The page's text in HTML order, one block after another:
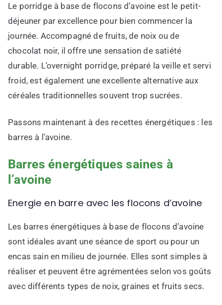
Le porridge à base de flocons d’avoine est le petit-
déjeuner par excellence pour bien commencer la
journée. Accompagné de fruits, de noix ou de
chocolat noir, il offre une sensation de satiété
durable. L’overnight porridge, préparé la veille et servi
froid, est également une excellente alternative aux
céréales traditionnelles souvent trop sucrées.
Passons maintenant à des recettes énergétiques : les
barres à l’avoine.
Barres énergétiques saines à
l’avoine
Energie en barre avec les flocons d’avoine
Les barres énergétiques à base de flocons d’avoine
sont idéales avant une séance de sport ou pour un
encas sain en milieu de journée. Elles sont simples à
réaliser et peuvent être agrémentées selon vos goûts
avec différents types de noix, graines et fruits secs.